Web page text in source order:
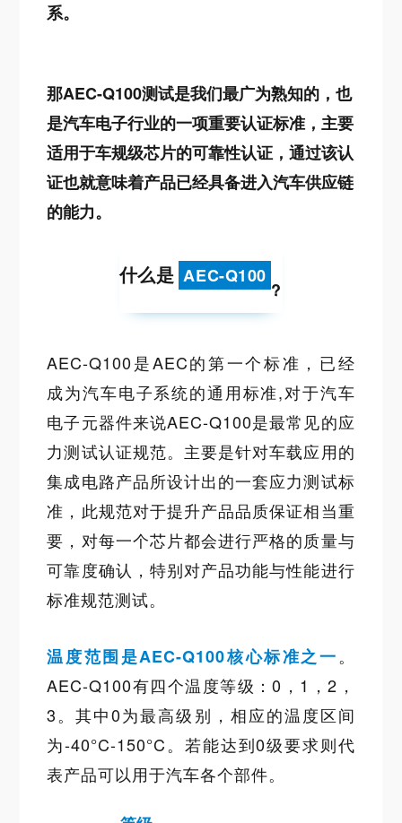
系。
那AEC-Q100测试是我们最广为熟知的，也
是汽车电子行业的一项重要认证标准，主要
适用于车规级芯片的可靠性认证，通过该认
证也就意味着产品已经具备进入汽车供应链
的能力。
什么是 AEC-Q100
?
AEC-Q100是AEC的第一个标准，已经
成为汽车电子系统的通用标准,对于汽车
电子元器件来说AEC-Q100是最常见的应
力测试认证规范。主要是针对车载应用的
集成电路产品所设计出的一套应力测试标
准，此规范对于提升产品品质保证相当重
要，对每一个芯片都会进行严格的质量与
可靠度确认，特别对产品功能与性能进行
标准规范测试。
温度范围是AEC-Q100核心标准之一。
AEC-Q100有四个温度等级：0，1，2，
3。其中0为最高级别，相应的温度区间
为-40°C-150°C。若能达到0级要求则代
表产品可以用于汽车各个部件。